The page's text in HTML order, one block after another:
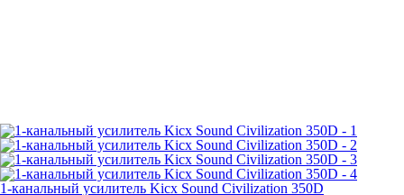
1-канальный усилитель Kicx Sound Civilization 350D